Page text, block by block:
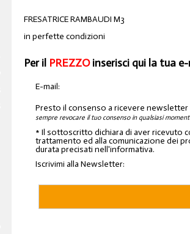
FRESATRICE RAMBAUDI M3
in perfette condizioni
Per il PREZZOinserisci qui la tua e-
E-mail:
Presto il consenso a ricevere
sempre revocare il tuo consenso in qualsiasi
* Il sottoscritto dichiara di aver ricevuto
trattamento ed alla comunicazione dei
durata precisati nell'informativa.
Iscrivimi alla Newsletter: